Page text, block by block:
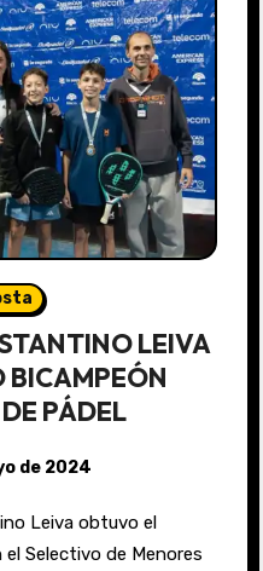
LEIVA
BICAMPEÓN
PÁDEL
de 2024
Selectivo de Menores